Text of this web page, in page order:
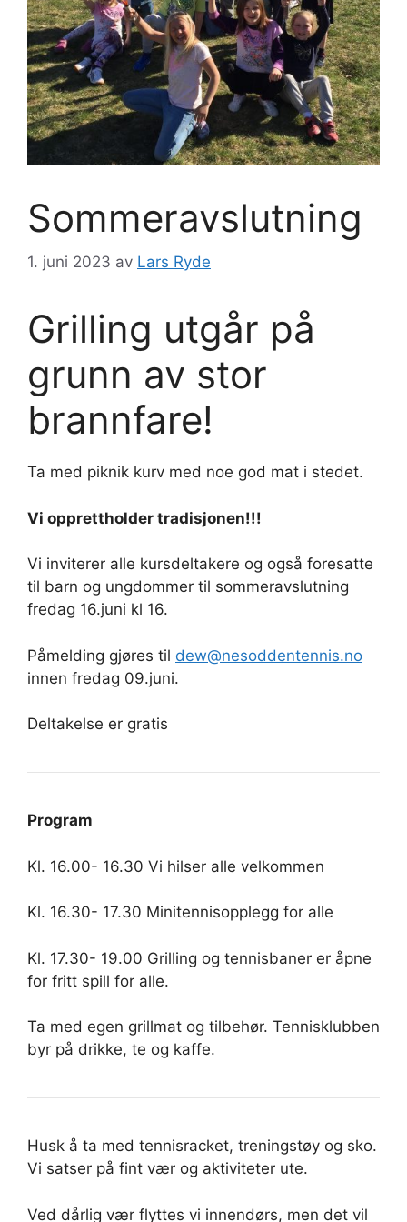
Sommeravslutning
1. juni 2023 av Lars Ryde
Grilling utgår på
grunn av stor
brannfare!
Ta med piknik kurv med noe god mat i stedet.
Vi opprettholder tradisjonen!!!
Vi inviterer alle kursdeltakere og også foresatte
til barn og ungdommer til sommeravslutning
fredag 16.juni kl 16.
Påmelding gjøres til dew@nesoddentennis.no
innen fredag 09.juni.
Deltakelse er gratis
Program
Kl. 16.00- 16.30 Vi hilser alle velkommen
Kl. 16.30- 17.30 Minitennisopplegg for alle
Kl. 17.30- 19.00 Grilling og tennisbaner er åpne
for fritt spill for alle.
Ta med egen grillmat og tilbehør. Tennisklubben
byr på drikke, te og kaffe.
Husk å ta med tennisracket, treningstøy og sko.
Vi satser på fint vær og aktiviteter ute.
Ved dårlig vær flyttes vi innendørs, men det vil